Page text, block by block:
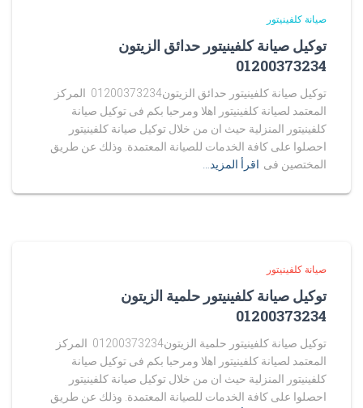
صيانة كلفينيتور
توكيل صيانة كلفينيتور حدائق الزيتون
01200373234
توكيل صيانة كلفينيتور حدائق الزيتون01200373234 المركز
المعتمد لصيانة كلفينيتور اهلا ومرحبا بكم فى توكيل صيانة
كلفينيتور المنزلية حيث ان من خلال توكيل صيانة كلفينيتور
احصلوا على كافة الخدمات للصيانة المعتمدة. وذلك عن طريق
المختصين فى اقرأ المزيد…
صيانة كلفينيتور
توكيل صيانة كلفينيتور حلمية الزيتون
01200373234
توكيل صيانة كلفينيتور حلمية الزيتون01200373234 المركز
المعتمد لصيانة كلفينيتور اهلا ومرحبا بكم فى توكيل صيانة
كلفينيتور المنزلية حيث ان من خلال توكيل صيانة كلفينيتور
احصلوا على كافة الخدمات للصيانة المعتمدة. وذلك عن طريق